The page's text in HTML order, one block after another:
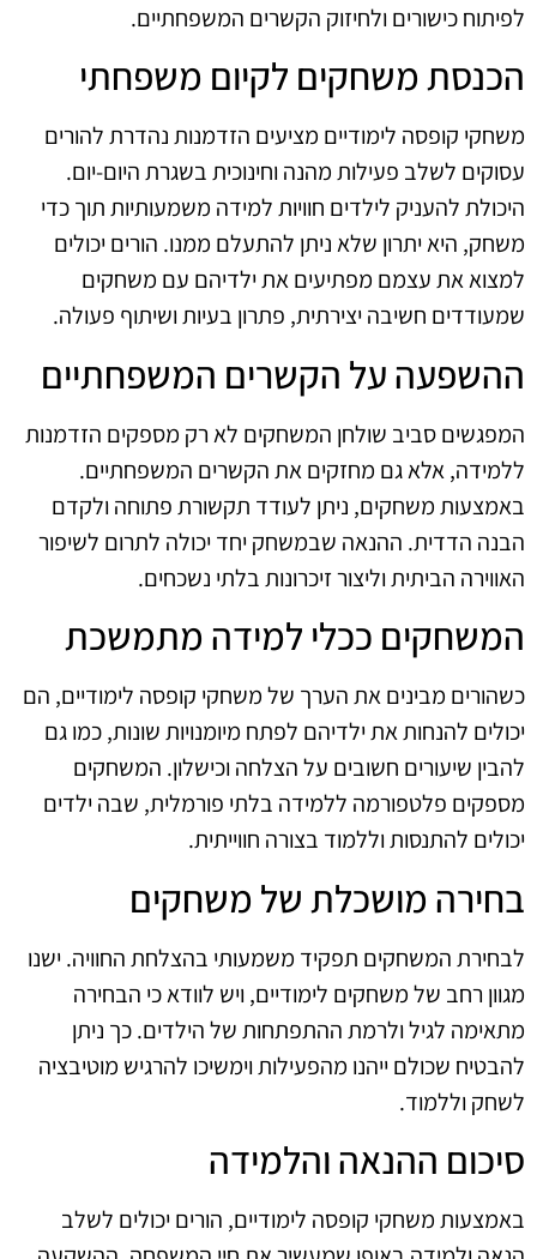
לפיתוח כישורים ולחיזוק הקשרים המשפחתיים.
הכנסת משחקים לקיום משפחתי
משחקי קופסה לימודיים מציעים הזדמנות נהדרת להורים
עסוקים לשלב פעילות מהנה וחינוכית בשגרת היום-יום.
היכולת להעניק לילדים חוויות למידה משמעותיות תוך כדי
משחק, היא יתרון שלא ניתן להתעלם ממנו. הורים יכולים
למצוא את עצמם מפתיעים את ילדיהם עם משחקים
שמעודדים חשיבה יצירתית, פתרון בעיות ושיתוף פעולה.
ההשפעה על הקשרים המשפחתיים
המפגשים סביב שולחן המשחקים לא רק מספקים הזדמנות
ללמידה, אלא גם מחזקים את הקשרים המשפחתיים.
באמצעות משחקים, ניתן לעודד תקשורת פתוחה ולקדם
הבנה הדדית. ההנאה שבמשחק יחד יכולה לתרום לשיפור
האווירה הביתית וליצור זיכרונות בלתי נשכחים.
המשחקים ככלי למידה מתמשכת
כשהורים מבינים את הערך של משחקי קופסה לימודיים, הם
יכולים להנחות את ילדיהם לפתח מיומנויות שונות, כמו גם
להבין שיעורים חשובים על הצלחה וכישלון. המשחקים
מספקים פלטפורמה ללמידה בלתי פורמלית, שבה ילדים
יכולים להתנסות וללמוד בצורה חווייתית.
בחירה מושכלת של משחקים
לבחירת המשחקים תפקיד משמעותי בהצלחת החוויה. ישנו
מגוון רחב של משחקים לימודיים, ויש לוודא כי הבחירה
מתאימה לגיל ולרמת ההתפתחות של הילדים. כך ניתן
להבטיח שכולם ייהנו מהפעילות וימשיכו להרגיש מוטיבציה
לשחק וללמוד.
סיכום ההנאה והלמידה
באמצעות משחקי קופסה לימודיים, הורים יכולים לשלב